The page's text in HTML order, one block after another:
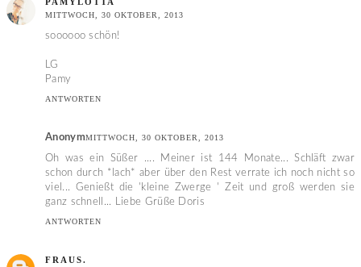
MITTWOCH, 30 OKTOBER, 2013
soooooo schön!
LG
Pamy
ANTWORTEN
AnonymMITTWOCH, 30 OKTOBER, 2013
Oh was ein Süßer .... Meiner ist 144 Monate... Schläft zwar
schon durch *lach* aber über den Rest verrate ich noch nicht so
viel... Genießt die 'kleine Zwerge ' Zeit und groß werden sie
ganz schnell... Liebe Grüße Doris
ANTWORTEN
FRAUS.